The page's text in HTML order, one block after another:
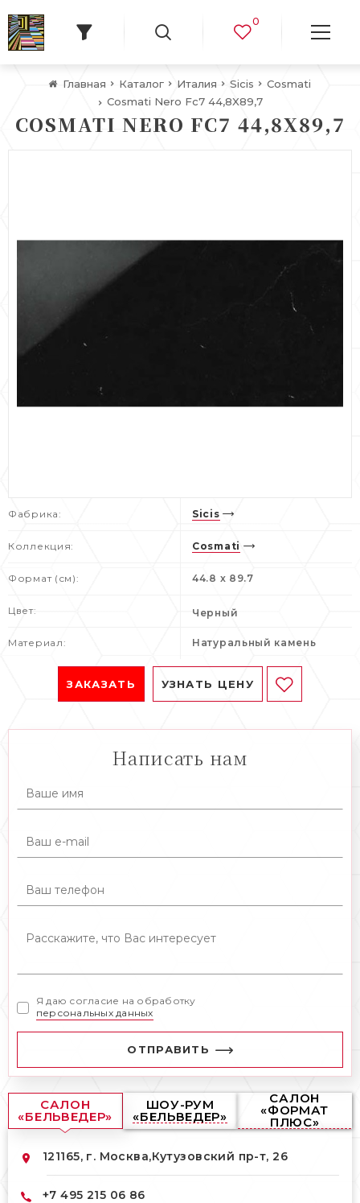
0
Главная Каталог Италия Sicis
Cosmati
Cosmati Nero Fc7 44,8X89,7
COSMATI NERO FC7 44,8X89,7
Фабрика: Sicis
Коллекция: Cosmati
Формат (см): 44.8 x 89.7
Цвет: Черный
Материал: Натуральный камень
ЗАКАЗАТЬ УЗНАТЬ ЦЕНУ
Написать нам
Я даю согласие на обработку
персональных данных
ОТПРАВИТЬ
САЛОН
«БЕЛЬВЕДЕР»
ШОУ-РУМ
«БЕЛЬВЕДЕР»
САЛОН
«ФОРМАТ
ПЛЮС»
121165, г. Москва,Кутузовский пр-т, 26
+7 495 215 06 86